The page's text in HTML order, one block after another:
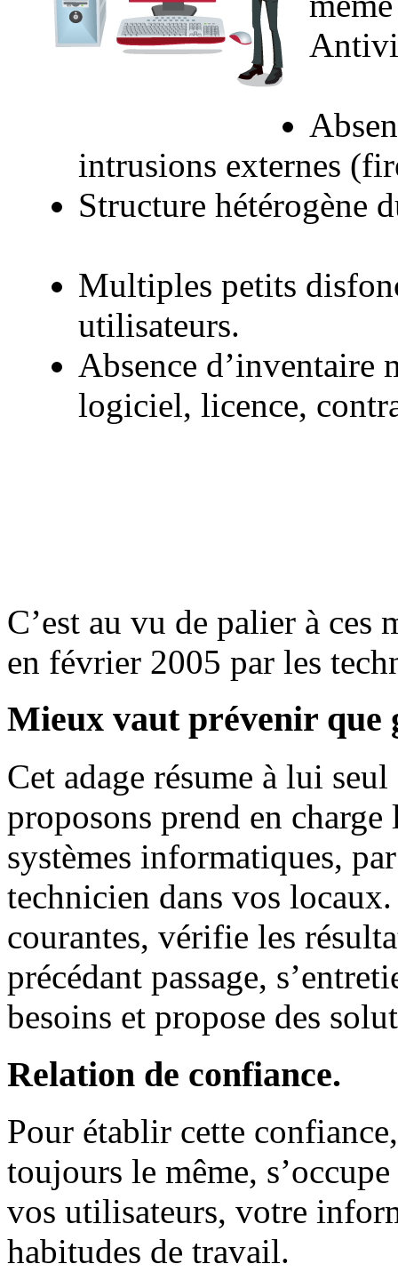
intrusions externes
Structure hétérogène
Multiples petits
utilisateurs.
Absence d’inventaire
logiciel, licence,
C’est au vu de palier à ces
en février 2005 par les
Mieux vaut prévenir que
Cet adage résume à lui
proposons prend en
systèmes informatiques,
technicien dans vos locaux
courantes, vérifie les
précédant passage,
besoins et propose des
Relation de confiance.
Pour établir cette
toujours le même,
vos utilisateurs, votre
habitudes de travail.